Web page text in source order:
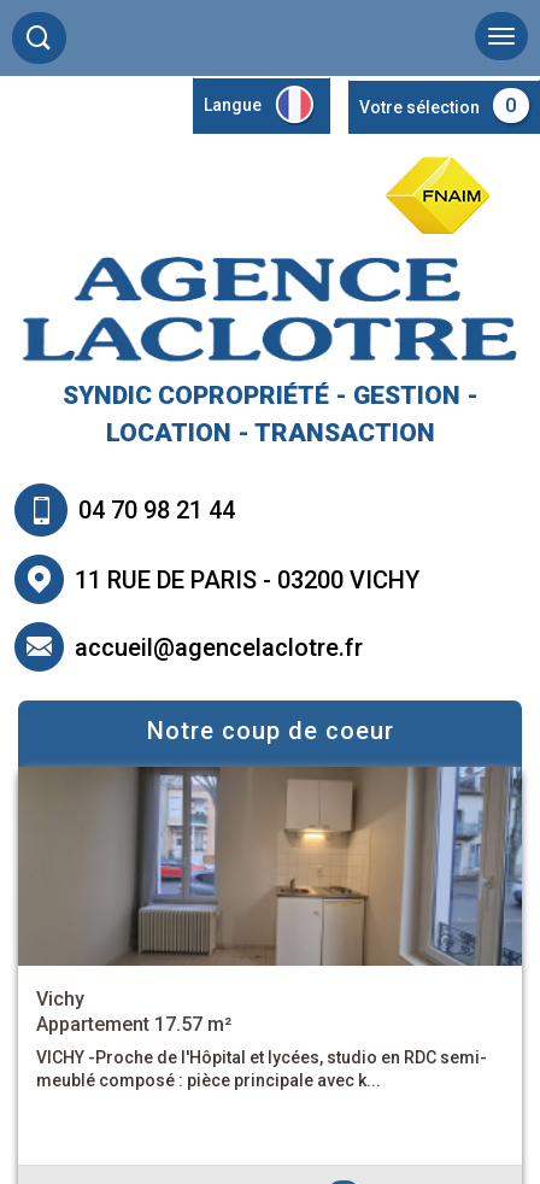
Langue Votre sélection 0
SYNDIC COPROPRIÉTÉ - GESTION -
LOCATION - TRANSACTION
04 70 98 21 44
11 RUE DE PARIS - 03200 VICHY
accueil@agencelaclotre.fr
Notre coup de coeur
Cusset
Appartement 84.9 m²
CUSSET - Cours Lafayette . Appartement familiale de 83m²
se composant d'une entrée, un séjour, un...